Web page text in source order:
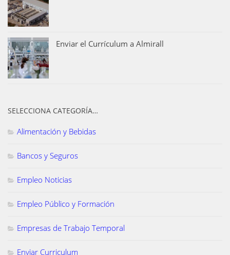
Enviar el Currículum a Almirall
SELECCIONA CATEGORÍA…
Alimentación y Bebidas
Bancos y Seguros
Empleo Noticias
Empleo Público y Formación
Empresas de Trabajo Temporal
Enviar Curriculum